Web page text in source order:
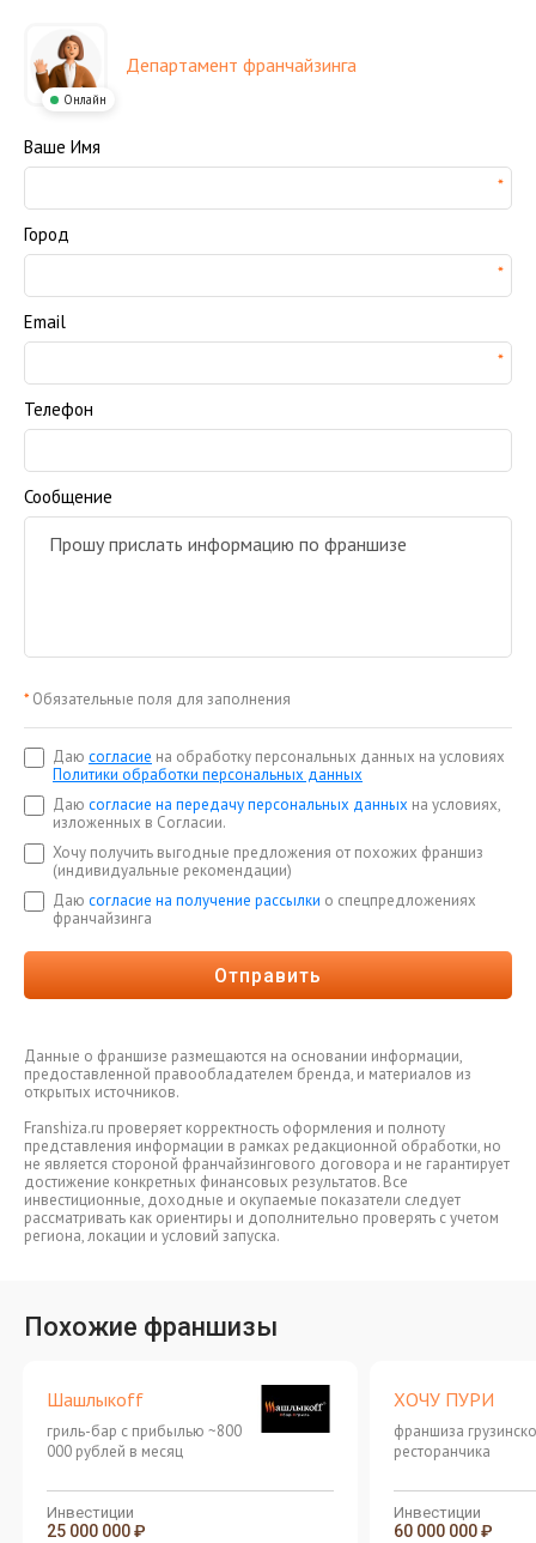
Онлайн
Департамент франчайзинга
Ваше Имя
Город
Email
Телефон
Сообщение
* Обязательные поля для заполнения
Даю согласие на обработку персональных данных на условиях
Политики обработки персональных данных
Даю согласие на передачу персональных данных на условиях,
изложенных в Согласии.
Хочу получить выгодные предложения от похожих франшиз
(индивидуальные рекомендации)
Даю согласие на получение рассылки о спецпредложениях
франчайзинга
Отправить
Данные о франшизе размещаются на основании информации,
предоставленной правообладателем бренда, и материалов из
открытых источников.
Franshiza.ru проверяет корректность оформления и полноту
представления информации в рамках редакционной обработки, но
не является стороной франчайзингового договора и не гарантирует
достижение конкретных финансовых результатов. Все
инвестиционные, доходные и окупаемые показатели следует
рассматривать как ориентиры и дополнительно проверять с учетом
региона, локации и условий запуска.
Похожие франшизы
Шашлыкоff
гриль-бар с прибылью ~800
000 рублей в месяц
Инвестиции
25 000 000 ₽
ХОЧУ ПУРИ
франшиза
ресторанчика
Инвестиции
60 000 000 ₽